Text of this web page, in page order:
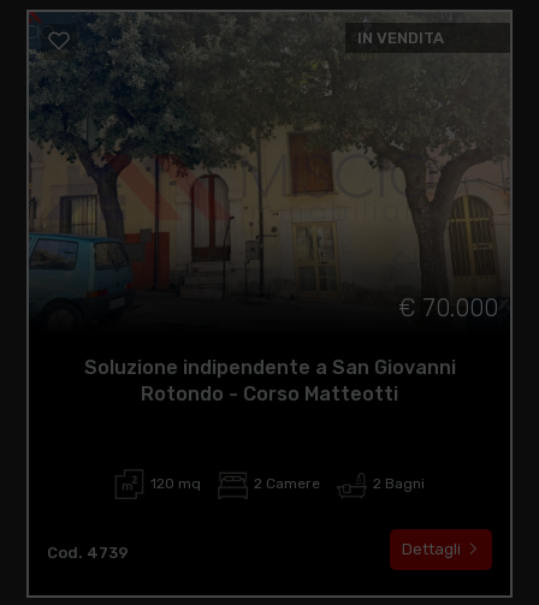
IN VENDITA
€ 70.000
Soluzione indipendente a San Giovanni
Rotondo - Corso Matteotti
120 mq 2 Camere 2 Bagni
Cod. 4739 Dettagli